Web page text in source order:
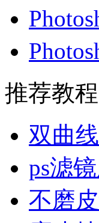
推荐教程
双曲
ps滤
不磨